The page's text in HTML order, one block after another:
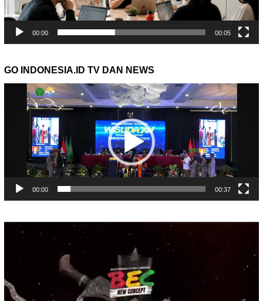
00:00 00:05
GO INDONESIA.ID TV DAN NEWS
Pemutar
00:00 00:37